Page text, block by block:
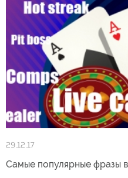
29.12.17
Самые популярные фразы